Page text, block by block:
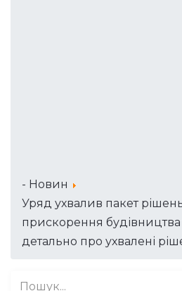
- Новин
Уряд ухвалив пакет
прискорення будівництва
детально про ухвалені